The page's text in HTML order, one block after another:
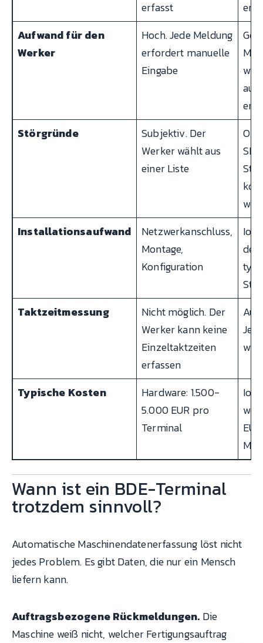
erfasst
Aufwand für den
Werker
Hoch. Jede Meldung
erfordert manuelle
Eingabe
wird
Störgründe
Subjektiv. Der
Werker wählt aus
einer Liste
Installationsaufwand
Netzwerkanschluss,
Montage,
Konfiguration
der
Taktzeitmessung
Nicht möglich. Der
Werker kann keine
Einzeltaktzeiten
erfassen
Typische Kosten
Hardware: 1.500-
5.000 EUR pro
Terminal
Wann ist ein BDE-Terminal
trotzdem sinnvoll?
Automatische Maschinendatenerfassung löst nicht
jedes Problem. Es gibt Daten, die nur ein Mensch
liefern kann.
Auftragsbezogene Rückmeldungen. Die
Maschine weiß nicht, welcher Fertigungsauftrag